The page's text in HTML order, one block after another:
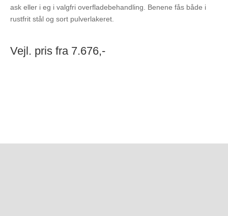
ask eller i eg i valgfri overfladebehandling. Benene fås både i
rustfrit stål og sort pulverlakeret.
Vejl. pris fra 7.676,-